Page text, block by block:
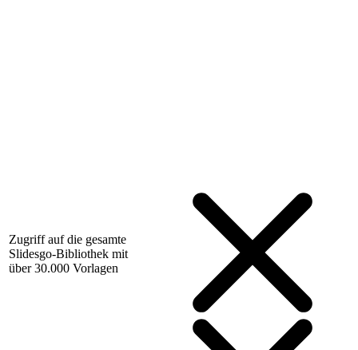
Zugriff auf die gesamte
Slidesgo-Bibliothek mit
über 30.000 Vorlagen